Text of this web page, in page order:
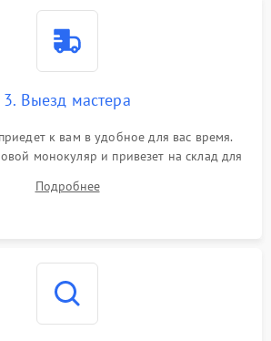
3. Выезд мастера
к вам в удобное для вас время.
монокуляр и привезет на склад для
Подробнее